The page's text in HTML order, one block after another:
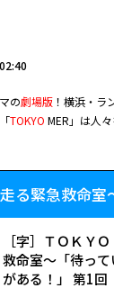
の劇場版 ！横浜・ラ
TOKYO MER」は人
る緊急救命室
［字］ＴＯＫＹ
救命室～「待っ
がある！」 第1回